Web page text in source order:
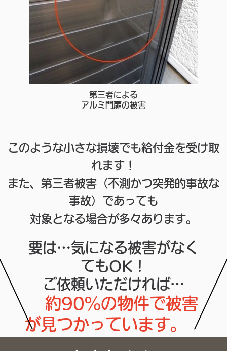
第三者による
アルミ門扉の被害
このような小さな損壊でも給付金を受け取
れます！
また、第三者被害（不測かつ突発的事故な
事故）であっても
対象となる場合が多々あります。
要は…気になる被害がなく
てもOK！
ご依頼いただければ…
約90%の物件で被害
が見つかっています。